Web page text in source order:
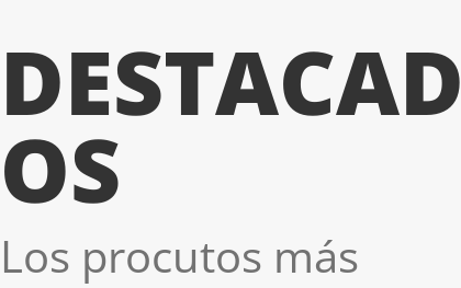
DESTACAD
OS
Los procutos más